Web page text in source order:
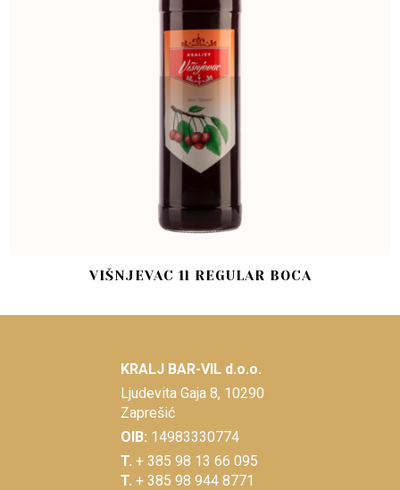
VIŠNJEVAC 1l REGULAR BOCA
KRALJ BAR-VIL d.o.o.
Ljudevita Gaja 8, 10290
Zaprešić
OIB: 14983330774
T. + 385 98 13 66 095
T. + 385 98 944 8771